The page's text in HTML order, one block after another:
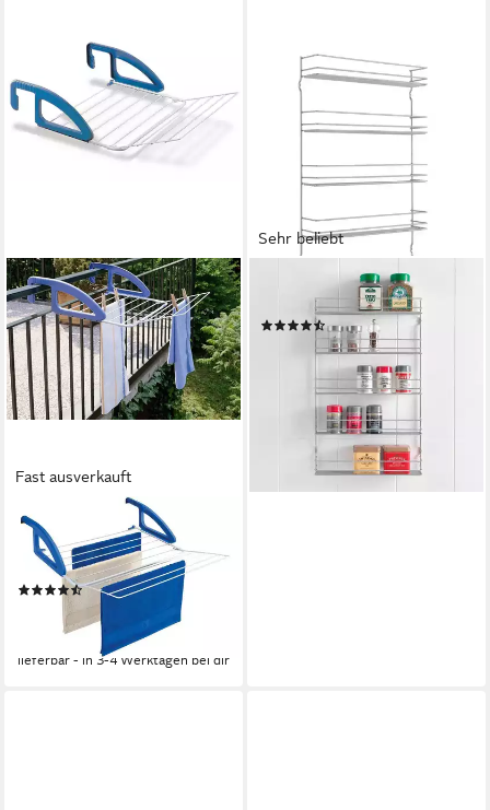
Fast ausverkauft
METALTEX
Heizungswäschetrockner
Bries
(107)
UVP
lieferbar - in 3-4 Werktagen bei dir
Sehr beliebt
Gewürzregal, 1-tlg., 5 Etagen
(56)
ab 23,99 € UVP31,99 €
lieferbar - in 4-5 Werktagen bei dir